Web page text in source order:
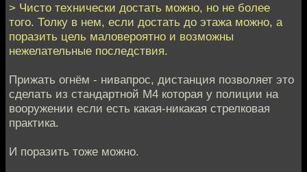
> Чисто технически достать можно, но не более
того. Толку в нем, если достать до этажа можно, а
поразить цель маловероятно и возможны
нежелательные последствия.
Прижать огнём - нивапрос, дистанция позволяет это
сделать из стандартной М4 которая у полиции на
вооружении если есть какая-никакая стрелковая
практика.
И поразить тоже можно.